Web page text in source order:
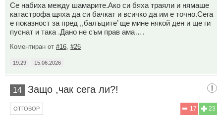
Се набиха между шамарите.Ако си бяха траяли и нямаше
катастрофа щяха да си бачкат и всичко да им е точно.Сега
е показност за пред ,,балъците’ ще мине някой ден и ще ги
пуснат и така .Дано не съм прав ама….
Коментиран от #16 #26
19:29 15.06.2026
14 Защо ,чак сега ли?!
23
17
ОТГОВОР